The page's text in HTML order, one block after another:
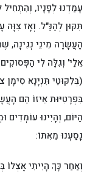
עָמַדְנוּ לְפָנָיו,
תִּקּוּן לְהַנַּ"ל. וְאָז
הָעֲשָׂרָה מִינֵי נְגִינָה,
אֵלַי' וְגִלָּה לִי
(בְּלִקּוּטֵי תִּנְיָנָא סִימָן
בִּפְרָטִיּוּת אֵיזוֹ הֵם
הַיּוֹם, וְהָיִינוּ עוֹמְדִים
נָסַעְנוּ מֵאִתּוֹ:
וְאַחַר כָּךְ הָיִיתִי